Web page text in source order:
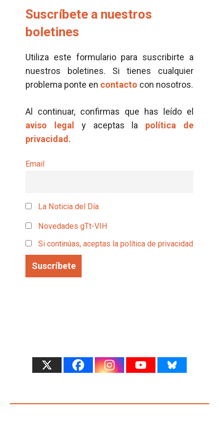
Suscríbete a nuestros
boletines
Utiliza este formulario para suscribirte a
nuestros boletines. Si tienes cualquier
problema ponte en contacto con nosotros.
Al continuar, confirmas que has leído el
aviso legal
y aceptas la política de
privacidad.
Email
La Noticia del Día
Novedades gTt-VIH
Si continúas, aceptas la política de privacidad